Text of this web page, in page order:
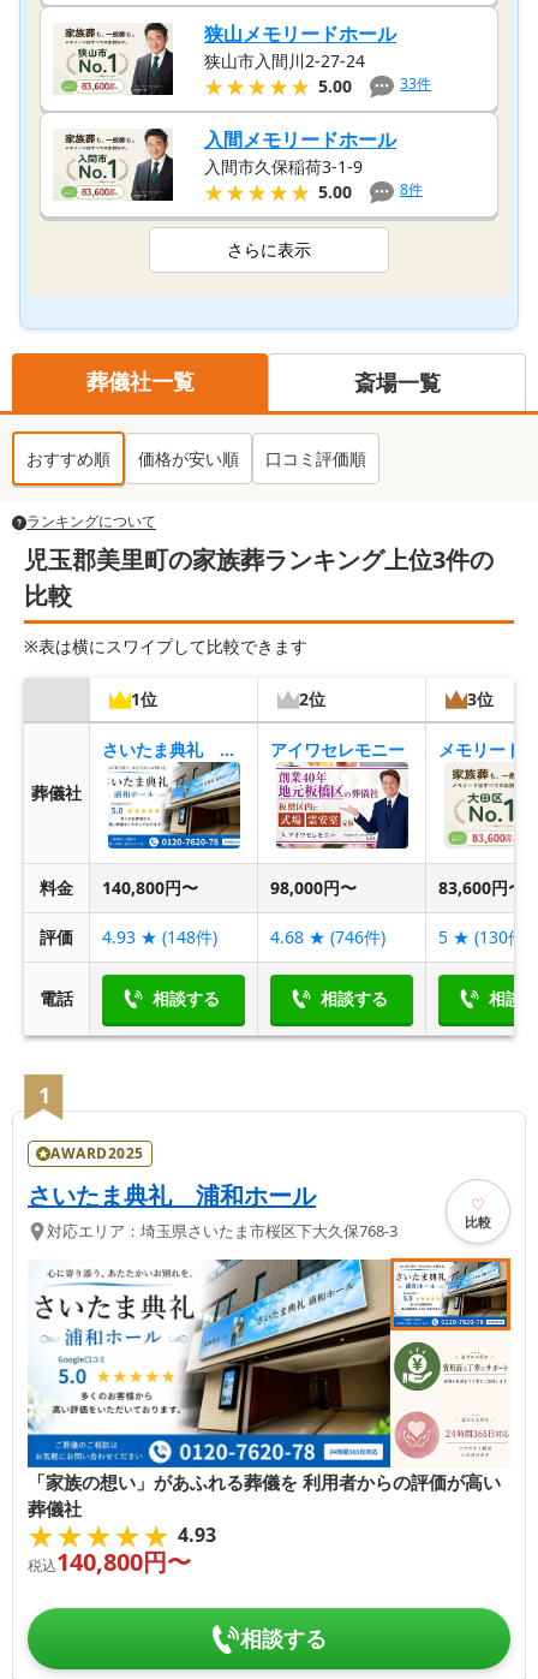
狭山メモリードホール
狭山市入間川2-27-24
★★★★★
★★★★★ 5.00 33件
入間メモリードホール
入間市久保稲荷3-1-9
★★★★★
★★★★★ 5.00 8件
さらに表示
葬儀社一覧 斎場一覧
おすすめ順 価格が安い順 口コミ評価順
ランキングについて
児玉郡美里町の家族葬ランキング上位3件の
比較
※表は横にスワイプして比較できます
1位 2位 3位
葬儀社
さいたま典礼 浦和ホール アイワセレモニー
料金 140,800円〜 98,000円〜 83,600円〜
評価 4.93 ★ (148件) 4.68 ★ (746件) 5 ★ (130件)
電話 相談する 相談する 相談
1
AWARD2025
さいたま典礼 浦和ホール
対応エリア： 埼玉県さいたま市桜区下大久保768-3 比較
「家族の想い」があふれる葬儀を 利用者からの評価が高い
葬儀社
★★★★★
★★★★★ 4.93
税込140,800円〜
相談する